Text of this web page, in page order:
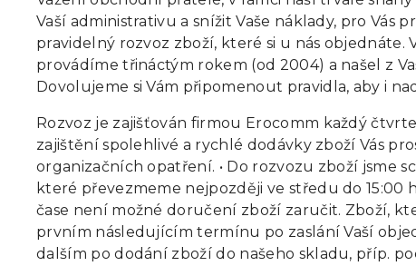
Vaší administrativu a snížit Vaše náklady, pro Vás
pravidelný rozvoz zboží, které si u nás objednáte.
provádíme třináctým rokem (od 2004) a našel z
Dovolujeme si Vám připomenout pravidla, aby i
Rozvoz je zajišťován firmou Erocomm každý
zajištění spolehlivé a rychlé dodávky zboží Vás
organizačních opatření. • Do rozvozu zboží jsme
které převezmeme nejpozději ve středu do 15:00
čase není možné doručení zboží zaručit. Zboží,
prvním následujícím termínu po zaslání Vaší
dalším po dodání zboží do našeho skladu, příp.